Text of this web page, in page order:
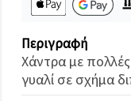
Ρυθμίσεις
Περιγραφή
Χάντρα με
γυαλί σε σχήμα